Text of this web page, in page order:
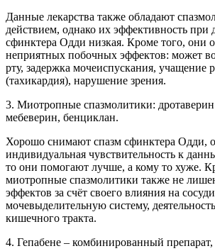
Данные лекарства также обладают
действием, однако их эффективность при
сфинктера Одди низкая. Кроме того, они
неприятных побочных эффектов: может
рту, задержка мочеиспускания, учащение
(тахикардия), нарушение зрения.
3. Миотропные спазмолитики:
мебеверин, бенциклан.
Хорошо снимают спазм сфинктера Одди,
индивидуальная чувствительность к
то они помогают лучше, а кому то хуже.
миотропные спазмолитики также не
эффектов за счёт своего влияния на
мочевыделительную систему,
кишечного тракта.
4. Гепабене – комбинированный